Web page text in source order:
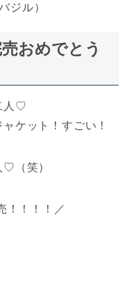
ジル）
おめでとう
人♡
ケット！すごい！
♡（笑）
！！！！／